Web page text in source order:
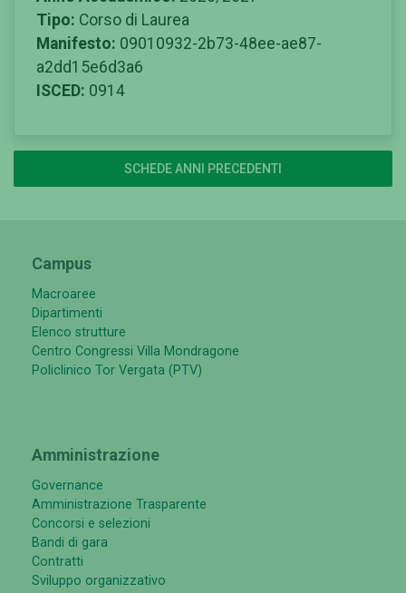
Tipo: Corso di Laurea
Manifesto: 09010932-2b73-48ee-ae87-
a2dd15e6d3a6
ISCED: 0914
SCHEDE ANNI PRECEDENTI
Campus
Macroaree
Dipartimenti
Elenco strutture
Centro Congressi Villa Mondragone
Policlinico Tor Vergata (PTV)
Amministrazione
Governance
Amministrazione Trasparente
Concorsi e selezioni
Bandi di gara
Contratti
Sviluppo organizzativo